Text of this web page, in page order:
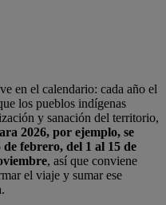
en el calendario: cada año el
los pueblos indígenas
y sanación del territorio,
2026, por ejemplo, se
febrero, del 1 al 15 de
, así que conviene
el viaje y sumar ese